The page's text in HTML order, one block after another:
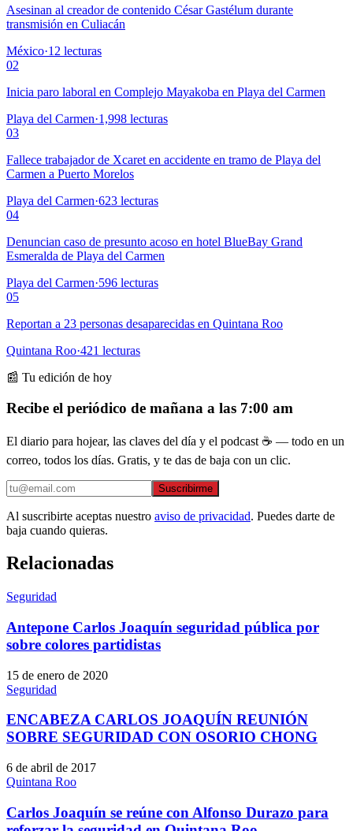
Asesinan al creador de contenido César Gastélum durante
transmisión en Culiacán
México·12 lecturas
02
Inicia paro laboral en Complejo Mayakoba en Playa del Carmen
Playa del Carmen·1,998 lecturas
03
Fallece trabajador de Xcaret en accidente en tramo de Playa del
Carmen a Puerto Morelos
Playa del Carmen·623 lecturas
04
Denuncian caso de presunto acoso en hotel BlueBay Grand
Esmeralda de Playa del Carmen
Playa del Carmen·596 lecturas
05
Reportan a 23 personas desaparecidas en Quintana Roo
Quintana Roo·421 lecturas
📰 Tu edición de hoy
Recibe el periódico de mañana a las 7:00 am
El diario para hojear, las claves del día y el podcast ☕ — todo en un
correo, todos los días. Gratis, y te das de baja con un clic.
Suscribirme
Al suscribirte aceptas nuestro aviso de privacidad. Puedes darte de
baja cuando quieras.
Relacionadas
Seguridad
Antepone Carlos Joaquín seguridad pública por
sobre colores partidistas
15 de enero de 2020
Seguridad
ENCABEZA CARLOS JOAQUÍN REUNIÓN
SOBRE SEGURIDAD CON OSORIO CHONG
6 de abril de 2017
Quintana Roo
Carlos Joaquín se reúne con Alfonso Durazo para